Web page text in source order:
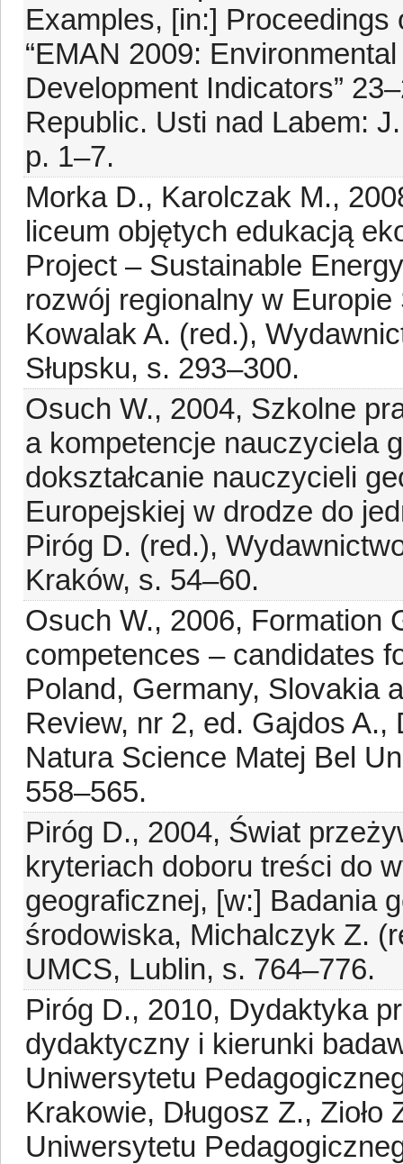
Examples, [in:]
“EMAN 2009:
Development Indicators”
Republic. Usti nad Labem:
p. 1–7.
Morka D., Karolczak M.,
liceum objętych edukacją
Project – Sustainable
rozwój regionalny w
Kowalak A. (red.),
Słupsku, s. 293–300.
Osuch W., 2004, Szkolne
a kompetencje nauczyciela
dokształcanie nauczycieli
Europejskiej w drodze do
Piróg D. (red.),
Kraków, s. 54–60.
Osuch W., 2006, Formation
competences – candidates
Poland, Germany, Slovakia
Review, nr 2, ed. Gajdos
Natura Science Matej Bel
558–565.
Piróg D., 2004, Świat
kryteriach doboru treści do
geograficznej, [w:] Badania
środowiska, Michalczyk Z.
UMCS, Lublin, s. 764–776.
Piróg D., 2010, Dydaktyka
dydaktyczny i kierunki
Uniwersytetu
Krakowie, Długosz Z.,
Uniwersytetu